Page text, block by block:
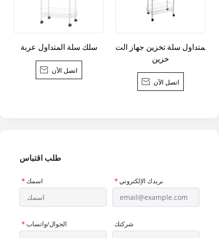
سلك سلة المتداول عربة
 اتصل الآن
المتداول سلة تخزين جهاز الت
خزين
 اتصل الآن
طلب اقتباس
* اسمك * بريدك الإلكتروني
*الجوال/واتساب شركتك